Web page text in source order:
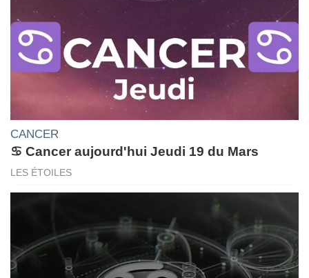
CANCER
♋ Cancer aujourd'hui Jeudi 19 du Mars
LES ÉTOILES